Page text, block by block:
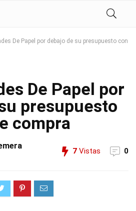
De Papel por debajo de su presupuesto con
De Papel por
presupuesto
compra
7 Vistas 0